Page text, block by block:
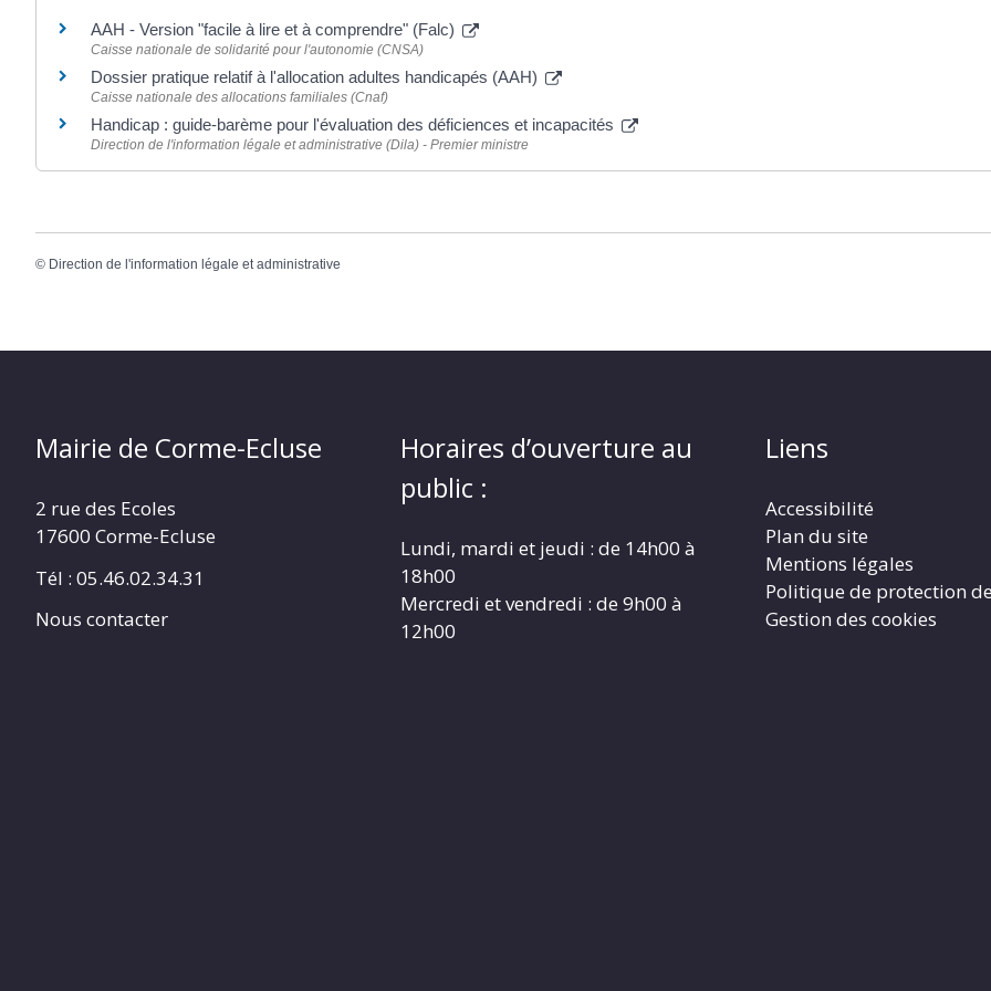
AAH - Version "facile à lire et à comprendre" (Falc)
Caisse nationale de solidarité pour l'autonomie (CNSA)
Dossier pratique relatif à l'allocation adultes handicapés (AAH)
Caisse nationale des allocations familiales (Cnaf)
Handicap : guide-barème pour l'évaluation des déficiences et incapacités
Direction de l'information légale et administrative (Dila) - Premier ministre
© Direction de l'information légale et administrative
Mairie de Corme-Ecluse
2 rue des Ecoles
17600 Corme-Ecluse
Tél : 05.46.02.34.31
Nous contacter
Horaires d’ouverture au
public :
Lundi, mardi et jeudi : de 14h00 à
18h00
Mercredi et vendredi : de 9h00 à
12h00
Liens
Accessibilité
Plan du site
Mentions légales
Politique de protection
Gestion des cookies